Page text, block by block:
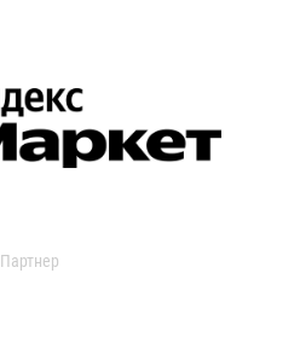
Партнер